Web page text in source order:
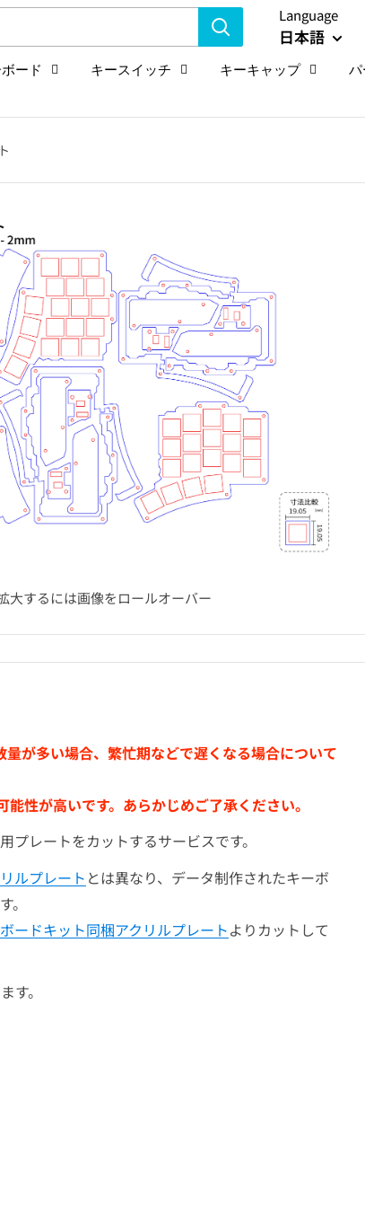
Language
日本語
ード キースイッチ キーキャップ パ
大するには画像をロールオーバー
が多い場合、繁忙期などで遅くなる場合について
性が高いです。あらかじめご了承ください。
レートをカットするサービスです。
ルプレート とは異なり、データ制作されたキーボ
。
ードキット同梱アクリルプレートよりカットして
す。